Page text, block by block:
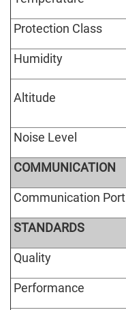
Protection Class
Humidity
Altitude
Noise Level
COMMUNICATION
Communication Port
STANDARDS
Quality
Performance